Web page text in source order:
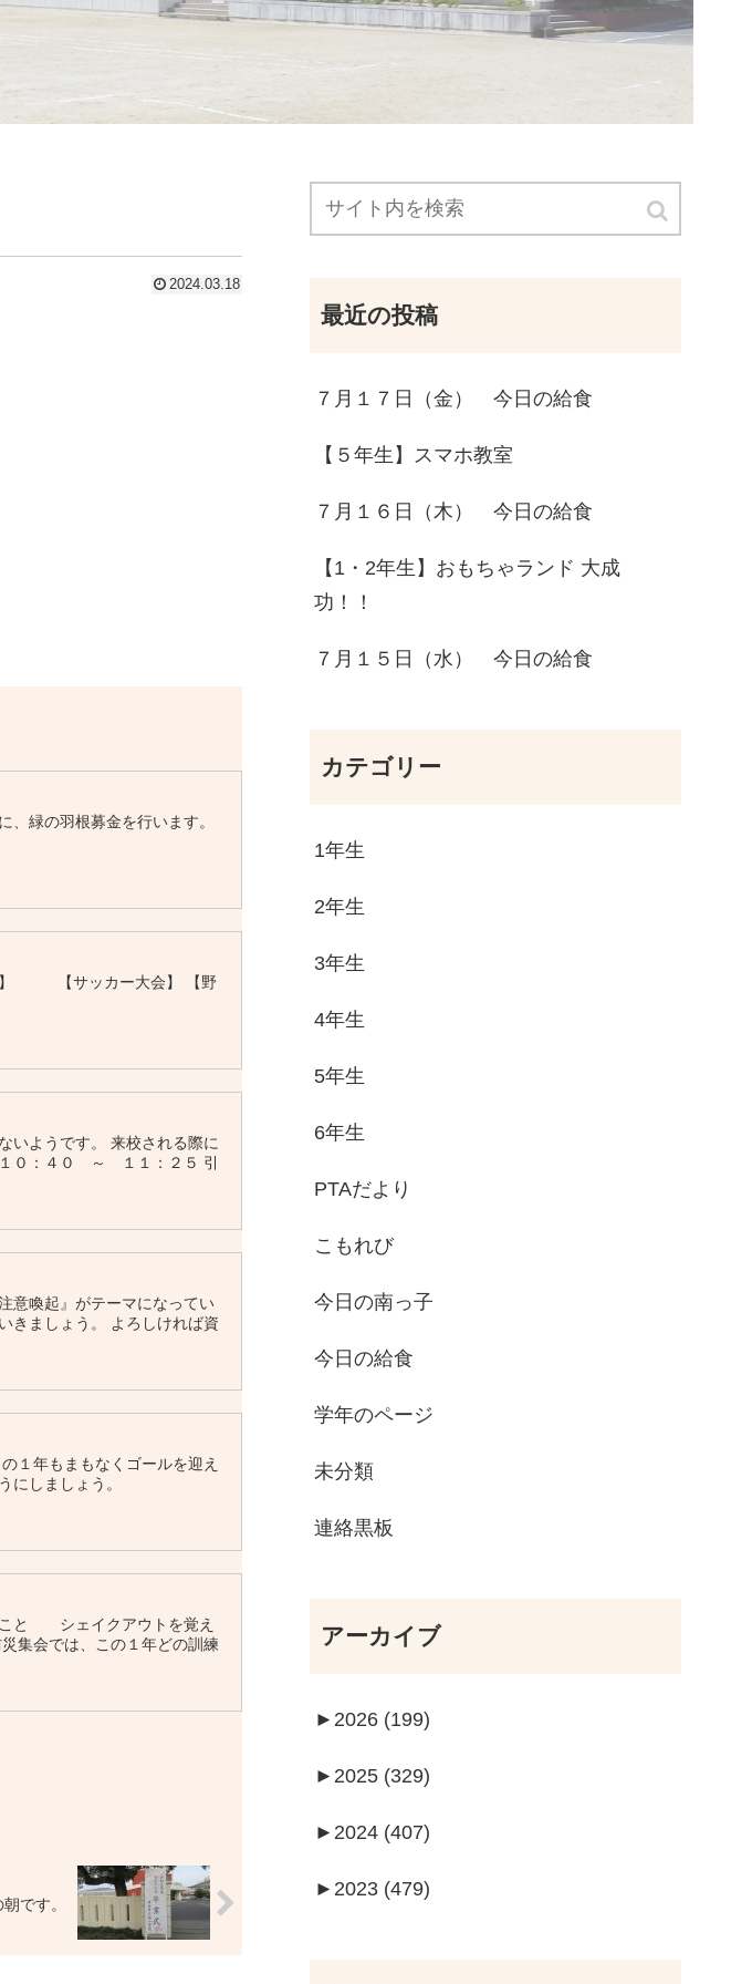
2024.03.18
、緑の羽根募金を行います。
文】 【サッカー大会】 【野
いようです。 来校される際に
０：４０ ～ １１：２５ 引
意喚起』がテーマになってい
きましょう。 よろしければ資
１年もまもなくゴールを迎え
にしましょう。
こと シェイクアウトを覚え
集会では、この１年どの訓練
です。
最近の投稿
７月１７日（金） 今日の給食
【５年生】スマホ教室
７月１６日（木） 今日の給食
【1・2年生】おもちゃランド 大成
功！！
７月１５日（水） 今日の給食
カテゴリー
1年生
2年生
3年生
4年生
5年生
6年生
PTAだより
こもれび
今日の南っ子
今日の給食
学年のページ
未分類
連絡黒板
アーカイブ
► 2026 (199)
► 2025 (329)
► 2024 (407)
► 2023 (479)